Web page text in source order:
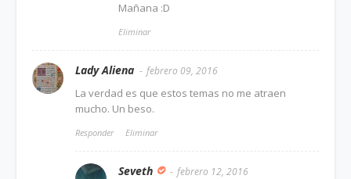
Mañana :D
Eliminar
Lady Aliena febrero 09, 2016
La verdad es que estos temas no me atraen
mucho. Un beso.
Responder Eliminar
Seveth febrero 12, 2016